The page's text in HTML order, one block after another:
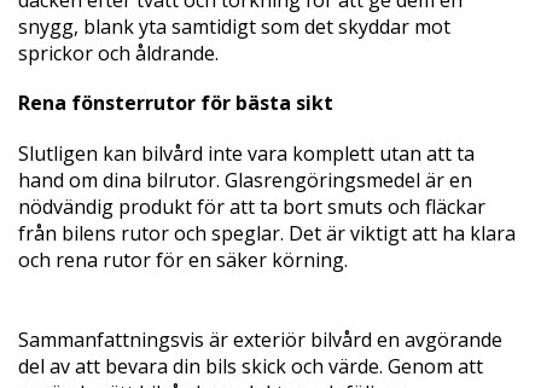
snygg, blank yta samtidigt som det skyddar mot
sprickor och åldrande.
Rena fönsterrutor för bästa sikt
Slutligen kan bilvård inte vara komplett utan att ta
hand om dina bilrutor. Glasrengöringsmedel är en
nödvändig produkt för att ta bort smuts och fläckar
från bilens rutor och speglar. Det är viktigt att ha klara
och rena rutor för en säker körning.
Sammanfattningsvis är exteriör bilvård en avgörande
del av att bevara din bils skick och värde. Genom att